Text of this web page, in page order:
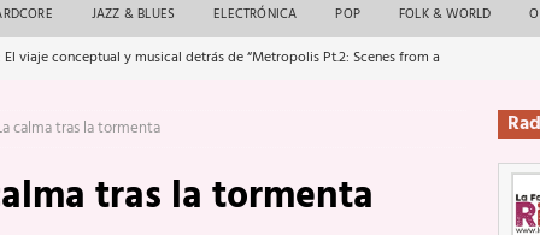
JAZZ & BLUES ELECTRÓNICA POP FOLK & WORLD
El viaje conceptual y musical detrás de “Metropolis Pt.2: Scenes from a
El rock urbano sigue en buenas manos
que van a escucharte te saludan
calma tras la tormenta
tras la tormenta